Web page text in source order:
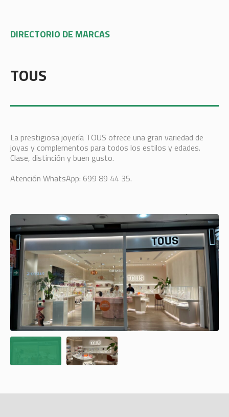
DIRECTORIO DE MARCAS
TOUS
La prestigiosa joyería TOUS ofrece una gran variedad de
joyas y complementos para todos los estilos y edades.
Clase, distinción y buen gusto.
Atención WhatsApp: 699 89 44 35.